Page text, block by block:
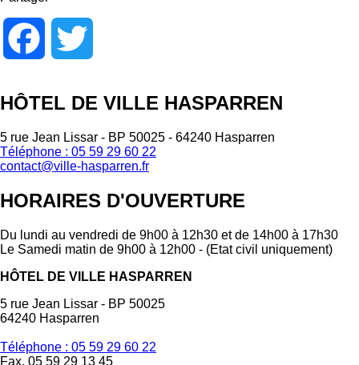
Facebook
HÔTEL DE VILLE HASPARREN
5 rue Jean Lissar - BP 50025 - 64240 Hasparren
Téléphone : 05 59 29 60 22
contact@ville-hasparren.fr
HORAIRES D'OUVERTURE
Du lundi au vendredi de 9h00 à 12h30 et de 14h00 à 17h30
Le Samedi matin de 9h00 à 12h00 - (Etat civil uniquement)
HÔTEL DE VILLE HASPARREN
5 rue Jean Lissar - BP 50025
64240 Hasparren
Téléphone : 05 59 29 60 22
Fax. 05 59 29 13 45